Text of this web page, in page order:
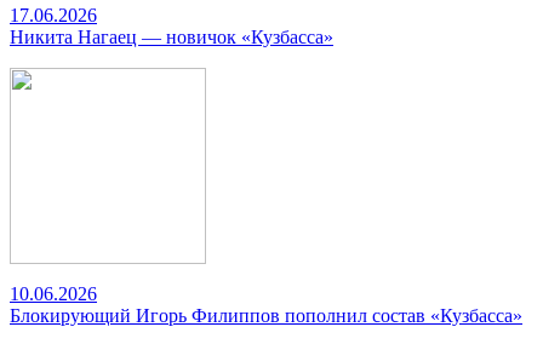
17.06.2026
Никита Нагаец — новичок «Кузбасса»
10.06.2026
Блокирующий Игорь Филиппов пополнил состав «Кузбасса»